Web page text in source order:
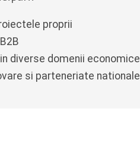
proprii
diverse domenii economice
si parteneriate nationale